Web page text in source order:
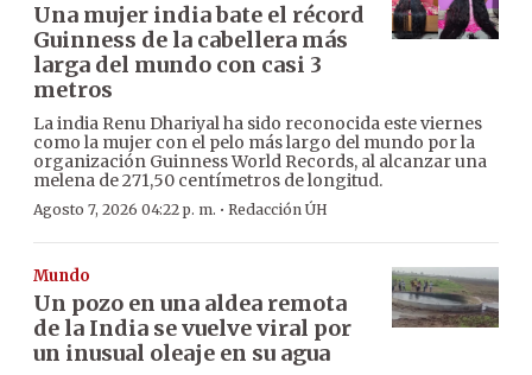
Una mujer india bate el récord
Guinness de la cabellera más
larga del mundo con casi 3
metros
La india Renu Dhariyal ha sido reconocida este viernes
como la mujer con el pelo más largo del mundo por la
organización Guinness World Records, al alcanzar una
melena de 271,50 centímetros de longitud.
Agosto 7, 2026 04:22 p. m. · Redacción ÚH
Mundo
Un pozo en una aldea remota
de la India se vuelve viral por
un inusual oleaje en su agua